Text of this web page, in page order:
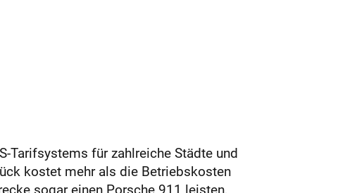
Tarifsystems für zahlreiche Städte und
kostet mehr als die Betriebskosten